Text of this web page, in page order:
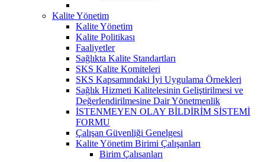
Kalite Yönetim
Kalite Yönetim
Kalite Politikası
Faaliyetler
Sağlıkta Kalite Standartları
SKS Kalite Komiteleri
SKS Kapsamındaki İyi Uygulama Örnekleri
Sağlık Hizmeti Kalitelesinin Geliştirilmesi ve
Değerlendirilmesine Dair Yönetmenlik
İSTENMEYEN OLAY BİLDİRİM SİSTEMİ
FORMU
Çalışan Güvenliği Genelgesi
Kalite Yönetim Birimi Çalışanları
Birim Çalısanları